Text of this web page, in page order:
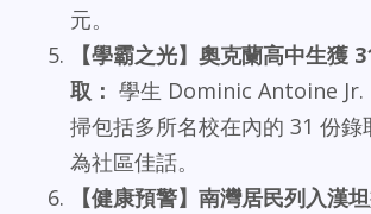
元。
【學霸之光】奧克蘭高中生獲
取： 學生 Dominic Antoine Jr.
掃包括多所名校在內的 31 份錄
為社區佳話。
【健康預警】南灣居民列入漢